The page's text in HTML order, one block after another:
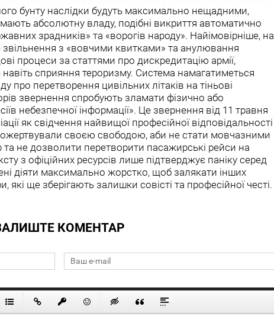
бунту наслідки будуть максимально нещадними,
абсолютну владу, подібні викриття автоматично
зрадників» та «ворогів народу». Найімовірніше, на
з «вовчими квитками» та анулювання
процеси за статтями про дискредитацію армії,
сприяння тероризму. Система намагатиметься
про перетворення цивільних літаків на тіньові
звернення спробують зламати фізично або
небезпечної інформації». Це звернення від 11 травня
як свідчення найвищої професійної відповідальності
своєю свободою, аби не стати мовчазними
не дозволити перетворити пасажирські рейси на
з офіційних ресурсів лише підтверджує паніку серед
діяти максимально жорстко, щоб залякати інших
які ще зберігають залишки совісті та професійної честі.
КОМЕНТАР